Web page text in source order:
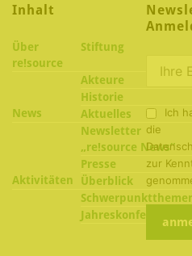
Inhalt
Über
re!source
Stiftung
Akteure
Historie
News
Aktuelles
Newsletter
„re!source News“
Presse
Aktivitäten
Überblick
Jahreskonferenzen
Ich
die
zur